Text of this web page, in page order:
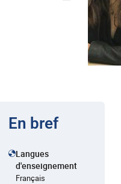
En bref
Langues
d'enseignement
Français